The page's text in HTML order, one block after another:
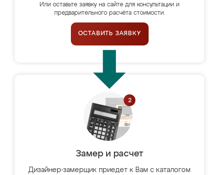
Или оставьте заявку на сайте для консультации и
предварительного расчёта стоимости.
ОСТАВИТЬ ЗАЯВКУ
Замер и расчет
Дизайнер-замерщик приедет к Вам с каталогом